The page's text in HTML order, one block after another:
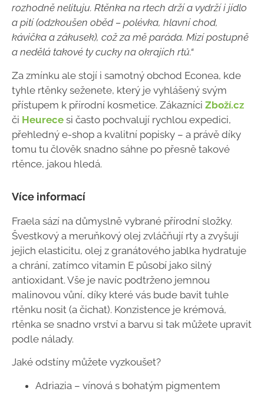
rozhodně nelituju. Rtěnka na rtech drží a vydrží i jídlo
a pití (odzkoušen oběd – polévka, hlavní chod,
kávička a zákusek), což za mě paráda. Mizí postupně
a nedělá takové ty cucky na okrajích rtů.“
Za zmínku ale stojí i samotný obchod Econea, kde
tyhle rtěnky seženete, který je vyhlášený svým
přístupem k přírodní kosmetice. Zákazníci Zboží.cz
či Heurece si často pochvalují rychlou expedici,
přehledný e-shop a kvalitní popisky – a právě díky
tomu tu člověk snadno sáhne po přesně takové
rtěnce, jakou hledá.
Více informací
Fraela sází na důmyslně vybrané přírodní složky.
Švestkový a meruňkový olej zvláčňují rty a zvyšují
jejich elasticitu, olej z granátového jablka hydratuje
a chrání, zatímco vitamin E působí jako silný
antioxidant. Vše je navíc podtrženo jemnou
malinovou vůní, díky které vás bude bavit tuhle
rtěnku nosit (a čichat). Konzistence je krémová,
rtěnka se snadno vrství a barvu si tak můžete upravit
podle nálady.
Jaké odstíny můžete vyzkoušet?
Adriazia – vínová s bohatým pigmentem